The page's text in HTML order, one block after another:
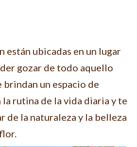
están ubicadas en un lugar
gozar de todo aquello
brindan un espacio de
rutina de la vida diaria y te
de la naturaleza y la belleza